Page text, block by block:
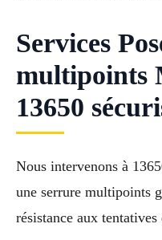
Services
multipoints
13650
Nous intervenons à
une serrure multipoints
résistance aux